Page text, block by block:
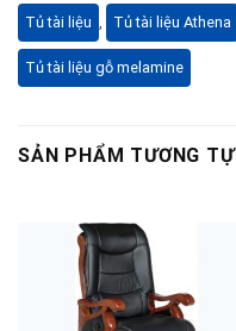
Tủ tài liệu Tủ tài liệu Athena
Tủ tài liệu gỗ melamine
SẢN PHẨM TƯƠNG TỰ